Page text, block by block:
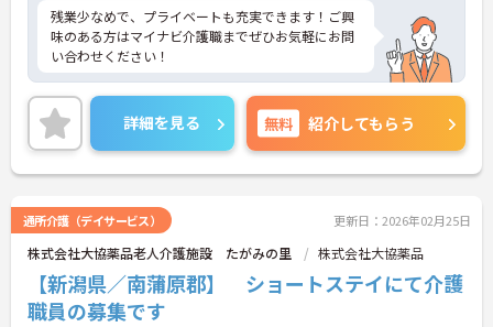
残業少なめで、プライベートも充実できます！ご興
味のある方はマイナビ介護職までぜひお気軽にお問
い合わせください！
詳細を見る 無料 紹介してもらう
通所介護（デイサービス） 更新日：2026年02月25日
株式会社大協薬品老人介護施設 たがみの里 株式会社大協薬品
【新潟県／南蒲原郡】 ショートステイにて介護
職員の募集です